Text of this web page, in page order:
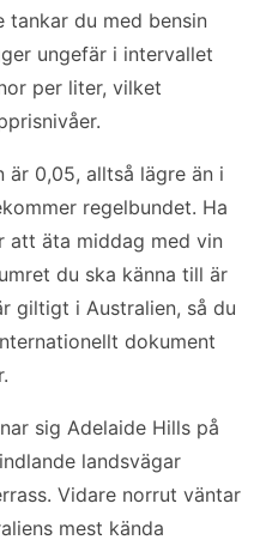
tankar du med bensin
ungefär i intervallet
per liter, vilket
är 0,05, alltså lägre än i
regelbundet. Ha
att äta middag med vin
du ska känna till är
giltigt i Australien, så du
dokument
sig Adelaide Hills på
landsvägar
Vidare norrut väntar
mest kända